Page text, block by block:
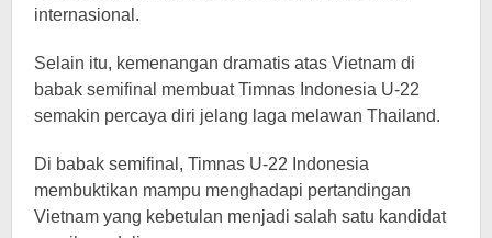
internasional.
Selain itu, kemenangan dramatis atas Vietnam di
babak semifinal membuat Timnas Indonesia U-22
semakin percaya diri jelang laga melawan Thailand.
Di babak semifinal, Timnas U-22 Indonesia
membuktikan mampu menghadapi pertandingan
Vietnam yang kebetulan menjadi salah satu kandidat